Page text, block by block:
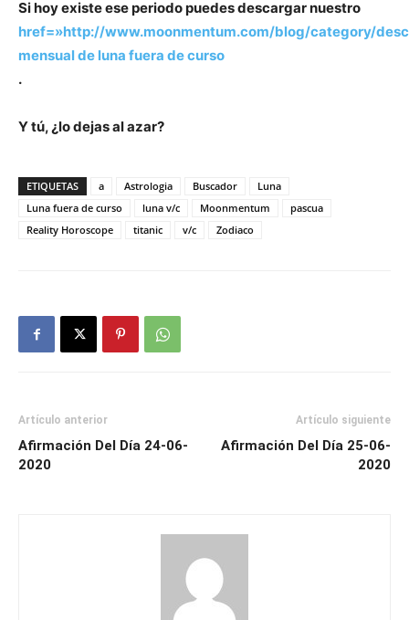
Si hoy existe ese periodo puedes descargar nuestro
href=»http://www.moonmentum.com/blog/category/
mensual de luna fuera de curso
.
Y tú, ¿lo dejas al azar?
ETIQUETAS a Astrologia Buscador
Luna
Luna fuera de curso
luna v/c Moonmentum
pascua
Reality Horoscope
titanic v/c Zodiaco
Artículo anterior
Afirmación Del Día 24-06-
2020
Artículo siguiente
Afirmación Del Día 25-06-
2020